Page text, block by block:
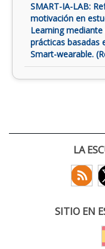
SMART-IA-LAB:
motivación en
Learning
prácticas basadas
Smart-wearable.
LA
SITIO EN